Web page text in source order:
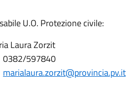
U.O. Protezione civile:
Laura Zorzit
0382/597840
marialaura.zorzit@provincia.pv.it